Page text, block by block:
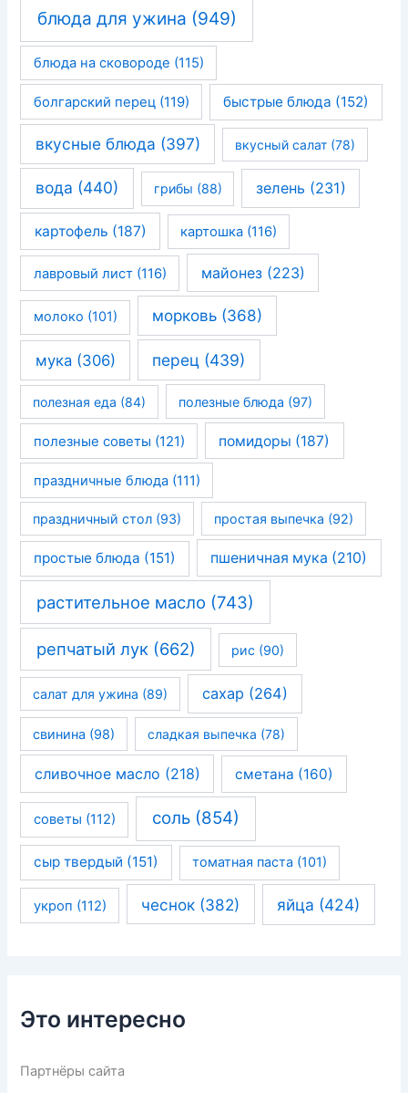
блюда для ужина (949)
блюда на сковороде (115)
болгарский перец(119) быстрые блюда (152)
вкусные блюда (397) вкусный салат (78)
вода (440) грибы (88) зелень (231)
картофель (187) картошка (116)
лавровый лист(116) майонез(223)
молоко (101) морковь(368)
мука(306) перец (439)
полезная еда (84) полезные блюда (97)
полезные советы (121) помидоры (187)
праздничные блюда(111)
праздничный стол (93) простая выпечка (92)
простые блюда (151) пшеничная мука (210)
растительное масло (743)
репчатый лук(662) рис (90)
салат для ужина (89) сахар (264)
свинина (98) сладкая выпечка (78)
сливочное масло (218) сметана (160)
советы (112) соль(854)
сыр твердый (151) томатная паста (101)
укроп (112) чеснок (382) яйца (424)
Это интересно
Партнёры сайта